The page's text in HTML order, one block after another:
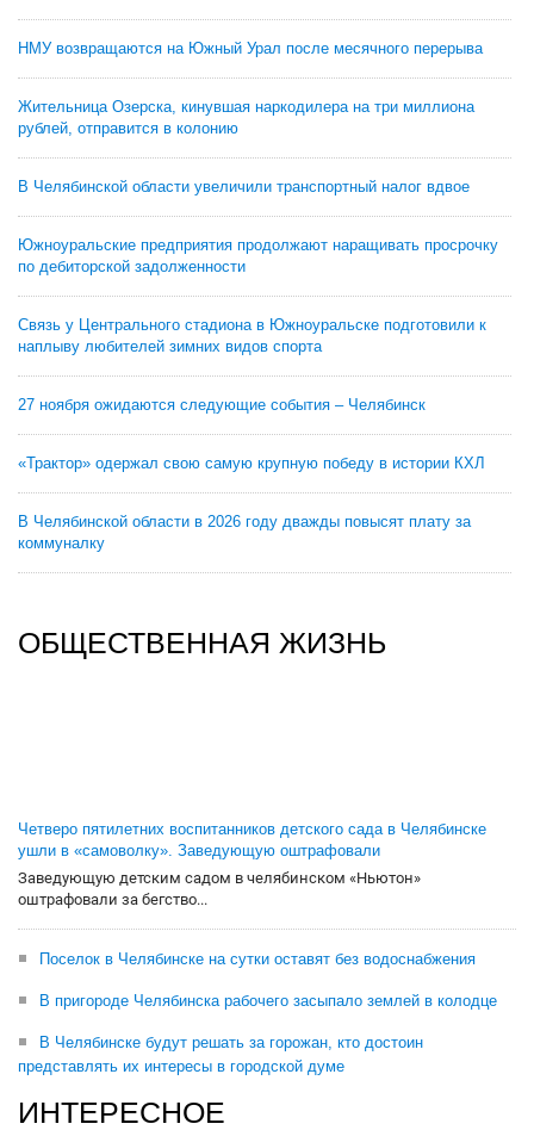
НМУ возвращаются на Южный Урал после месячного перерыва
Жительница Озерска, кинувшая наркодилера на три миллиона
рублей, отправится в колонию
В Челябинской области увеличили транспортный налог вдвое
Южноуральские предприятия продолжают наращивать просрочку
по дебиторской задолженности
Связь у Центрального стадиона в Южноуральске подготовили к
наплыву любителей зимних видов спорта
27 ноября ожидаются следующие события – Челябинск
«Трактор» одержал свою самую крупную победу в истории КХЛ
В Челябинской области в 2026 году дважды повысят плату за
коммуналку
ОБЩЕСТВЕННАЯ ЖИЗНЬ
Четверо пятилетних воспитанников детского сада в Челябинске
ушли в «самоволку». Заведующую оштрафовали
Заведующую детским садом в челябинском «Ньютон»
оштрафовали за бегство...
Поселок в Челябинске на сутки оставят без водоснабжения
В пригороде Челябинска рабочего засыпало землей в колодце
В Челябинске будут решать за горожан, кто достоин
представлять их интересы в городской думе
ИНТЕРЕСНОЕ